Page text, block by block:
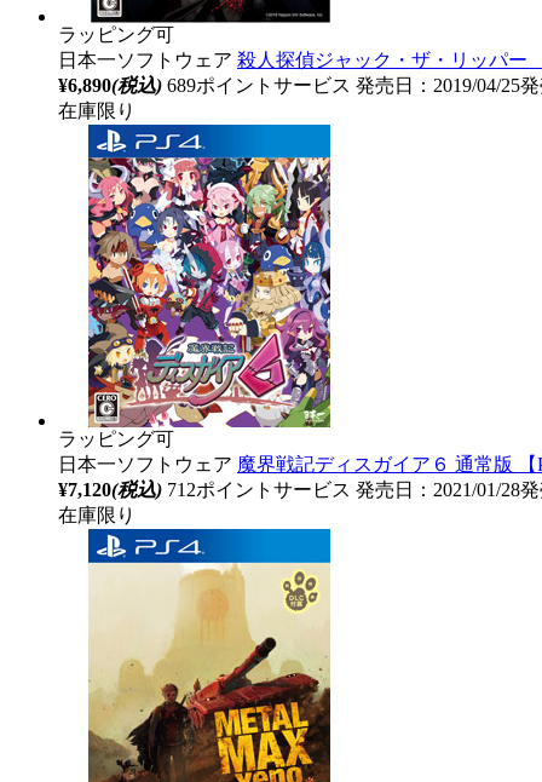
ラッピング可
日本一ソフトウェア 殺人探偵ジャック・ザ・リッパー
¥6,890(税込) 689ポイントサービス 発売日：2019/04/25
在庫限り
ラッピング可
日本一ソフトウェア 魔界戦記ディスガイア６ 通常版 【
¥7,120(税込) 712ポイントサービス 発売日：2021/01/28
在庫限り